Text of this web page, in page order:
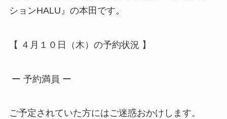
ションHALU』の本田です。
【 ４月１０日（木）の予約状況 】
ー 予約満員 ー
ご予定されていた方にはご迷惑おかけします。